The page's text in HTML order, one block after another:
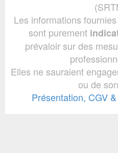
Les informations
sont purement
prévaloir sur des
Elles ne sauraient
ou de
Présentation, CGV